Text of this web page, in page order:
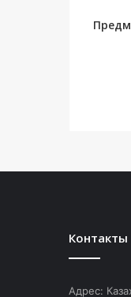
Контакты
Адрес: